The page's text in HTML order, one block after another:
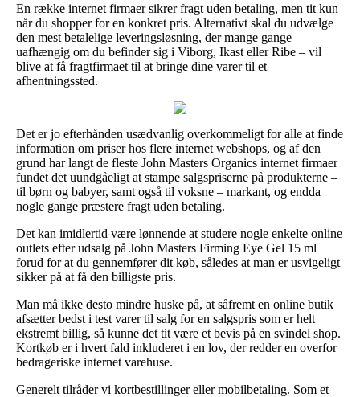
En række internet firmaer sikrer fragt uden betaling, men tit kun
når du shopper for en konkret pris. Alternativt skal du udvælge
den mest betalelige leveringsløsning, der mange gange –
uafhængig om du befinder sig i Viborg, Ikast eller Ribe – vil
blive at få fragtfirmaet til at bringe dine varer til et
afhentningssted.
Det er jo efterhånden usædvanlig overkommeligt for alle at finde
information om priser hos flere internet webshops, og af den
grund har langt de fleste John Masters Organics internet firmaer
fundet det uundgåeligt at stampe salgspriserne på produkterne –
til børn og babyer, samt også til voksne – markant, og endda
nogle gange præstere fragt uden betaling.
Det kan imidlertid være lønnende at studere nogle enkelte online
outlets efter udsalg på John Masters Firming Eye Gel 15 ml
forud for at du gennemfører dit køb, således at man er usvigeligt
sikker på at få den billigste pris.
Man må ikke desto mindre huske på, at såfremt en online butik
afsætter bedst i test varer til salg for en salgspris som er helt
ekstremt billig, så kunne det tit være et bevis på en svindel shop.
Kortkøb er i hvert fald inkluderet i en lov, der redder en overfor
bedrageriske internet varehuse.
Generelt tilråder vi kortbestillinger eller mobilbetaling. Som et